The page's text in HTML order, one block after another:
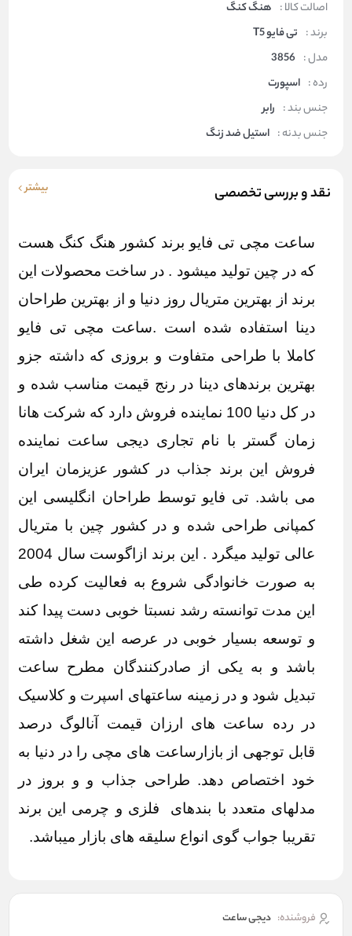
اصالت کالا : هنگ کنگ
برند : تی فایو T5
مدل : 3856
رده : اسپورت
جنس بند : رابر
جنس بدنه : استیل ضد زنگ
نقد و بررسی تخصصی بیشتر
ساعت مچی تی فایو برند کشور هنگ کنگ هست
که در چین تولید میشود . در ساخت محصولات این
برند از بهترین متریال روز دنیا و از بهترین طراحان
دینا استفاده شده است .ساعت مچی تی فایو
کاملا با طراحی متفاوت و بروزی که داشته جزو
بهترین برندهای دینا در رنج قیمت مناسب شده و
در کل دنیا 100 نماینده فروش دارد که
شرکت هانا
زمان گستر با نام تجاری دیجی ساعت نماینده
فروش این برند جذاب در کشور عزیزمان ایران
می باشد. تی فایو توسط طراحان انگلیسی این
کمپانی طراحی شده و در کشور چین با متریال
عالی تولید میگرد . این برند ازاگوست سال 2004
به صورت خانوادگی شروع به فعالیت کرده طی
این مدت توانسته رشد نسبتا خوبی دست پیدا کند
و توسعه بسیار خوبی در عرصه این شغل داشته
باشد و به یکی از صادرکنندگان مطرح ساعت
تبدیل شود و در زمینه ساعتهای اسپرت و کلاسیک
در رده ساعت های ارزان قیمت آنالوگ درصد
قابل توجهی از بازارساعت های مچی را در دنیا به
خود اختصاص دهد. طراحی جذاب و و بروز در
مدلهای متعدد با بندهای فلزی و چرمی این برند
تقریبا جواب گوی انواع سلیقه های بازار میباشد.
فروشنده: دیجی ساعت